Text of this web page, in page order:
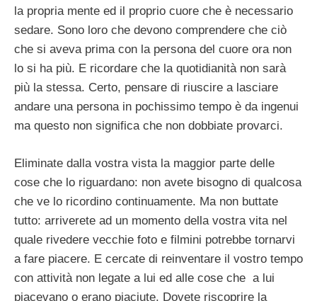
la propria mente ed il proprio cuore che è necessario
sedare. Sono loro che devono comprendere che ciò
che si aveva prima con la persona del cuore ora non
lo si ha più. E ricordare che la quotidianità non sarà
più la stessa. Certo, pensare di riuscire a lasciare
andare una persona in pochissimo tempo è da ingenui
ma questo non significa che non dobbiate provarci.
Eliminate dalla vostra vista la maggior parte delle
cose che lo riguardano: non avete bisogno di qualcosa
che ve lo ricordino continuamente. Ma non buttate
tutto: arriverete ad un momento della vostra vita nel
quale rivedere vecchie foto e filmini potrebbe tornarvi
a fare piacere. E cercate di reinventare il vostro tempo
con attività non legate a lui ed alle cose che a lui
piacevano o erano piaciute. Dovete riscoprire la